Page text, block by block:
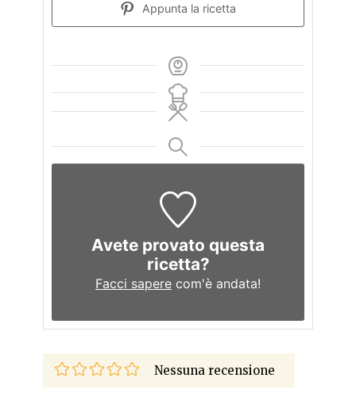
Appunta la ricetta
Avete provato questa
ricetta?
Facci sapere com'è andata!
Nessuna recensione